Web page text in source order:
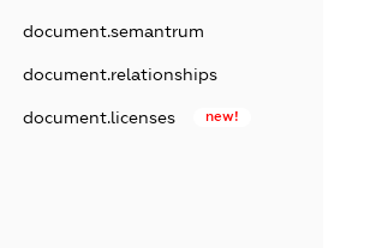
document.semantrum
document.relationships
document.licenses new!